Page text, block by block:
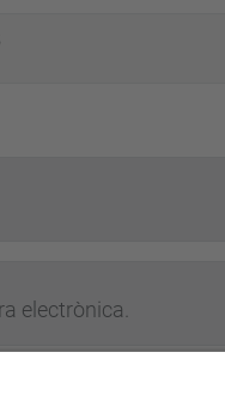
electrònica.